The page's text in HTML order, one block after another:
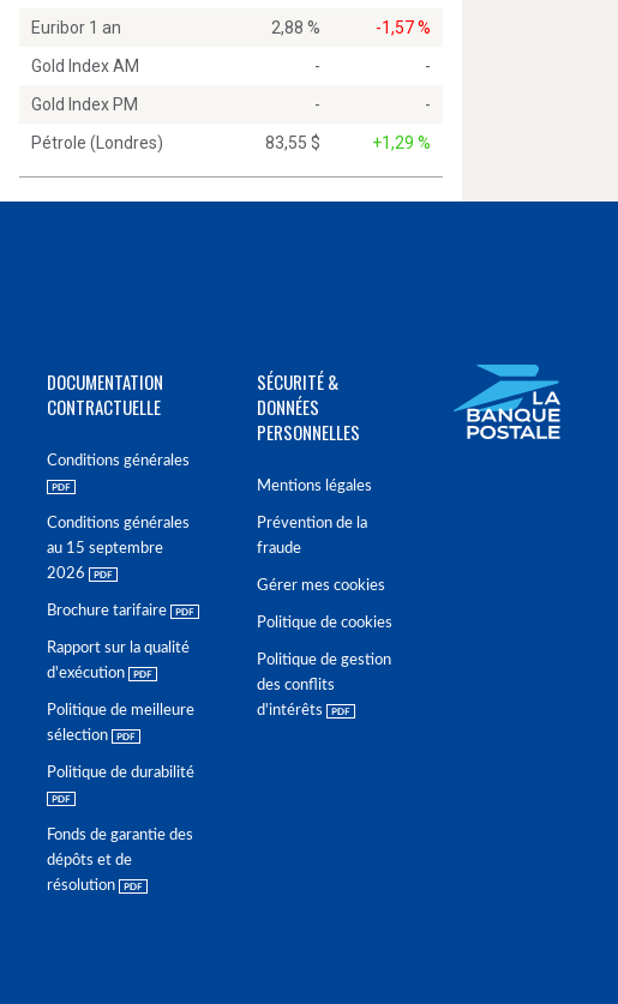
Euribor 1 an
2,88 %
-1,57 %
Gold Index AM
-
-
Gold Index PM
-
-
Pétrole (Londres)
83,55 $ +1,29 %
DOCUMENTATION
CONTRACTUELLE
Conditions générales
Conditions générales
au 15 septembre
2026
Brochure tarifaire
Rapport sur la qualité
d'exécution
Politique de meilleure
sélection
Politique de durabilité
Fonds de garantie des
dépôts et de
résolution
SÉCURITÉ &
DONNÉES
PERSONNELLES
Mentions légales
Prévention de la
fraude
Gérer mes cookies
Politique de cookies
Politique de gestion
des conflits
d'intérêts